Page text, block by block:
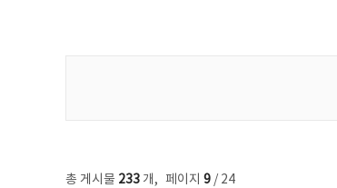
총 게시물 233 개, 페이지 9 / 24